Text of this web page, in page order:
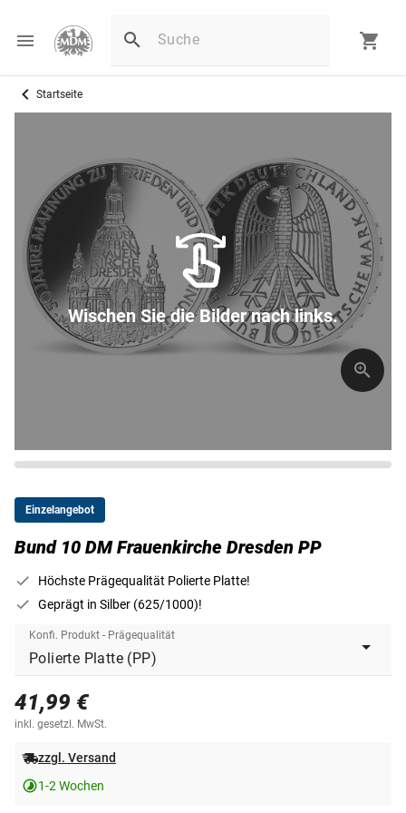
Startseite
Wischen Sie die Bilder nach links.
Einzelangebot
Bund 10 DM Frauenkirche Dresden PP
Höchste Prägequalität Polierte Platte!
Geprägt in Silber (625/1000)!
Konfi. Produkt - Prägequalität
41,99 €
inkl. gesetzl. MwSt.
zzgl. Versand
1-2 Wochen